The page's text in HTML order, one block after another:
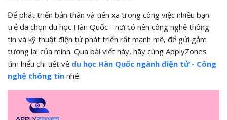
Để phát triển bản thân và tiến xa trong công việc nhiều bạn
trẻ đã chọn du học Hàn Quốc - nơi có nền công nghệ thông
tin và kỹ thuật điện tử phát triển rất mạnh mẽ, để gửi gắm
tương lai của mình. Qua bài viết này, hãy cùng ApplyZones
tìm hiểu chi tiết về du học Hàn Quốc ngành điện tử - Công
nghệ thông tin nhé.